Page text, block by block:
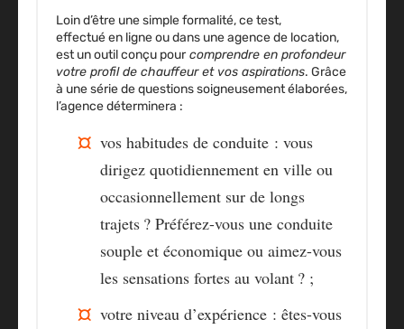
Loin d’être une simple formalité, ce test,
effectuéen ligne ou dans une agence de location,
est un outil conçu pourcomprendre en profondeur
votre profil de chauffeur et vos aspirations. Grâce
à une série de questions soigneusement élaborées,
l’agence déterminera :
vos habitudes de conduite : vous
dirigez quotidiennement en ville ou
occasionnellement sur de longs
trajets ? Préférez-vous une conduite
souple et économique ou aimez-vous
les sensations fortes au volant ? ;
votre niveau d’expérience : êtes-vous